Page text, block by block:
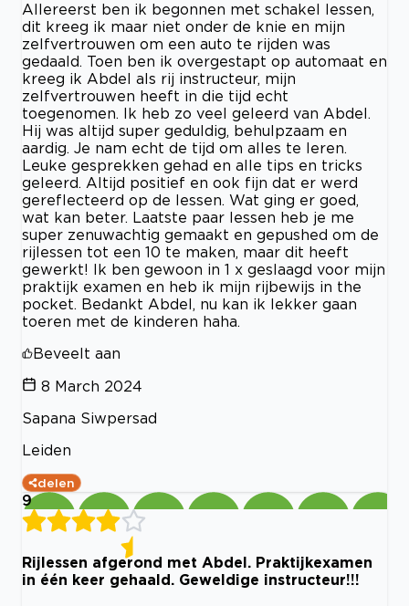
Allereerst ben ik begonnen met schakel lessen,
dit kreeg ik maar niet onder de knie en mijn
zelfvertrouwen om een auto te rijden was
gedaald. Toen ben ik overgestapt op automaat en
kreeg ik Abdel als rij instructeur, mijn
zelfvertrouwen heeft in die tijd echt
toegenomen. Ik heb zo veel geleerd van Abdel.
Hij was altijd super geduldig, behulpzaam en
aardig. Je nam echt de tijd om alles te leren.
Leuke gesprekken gehad en alle tips en tricks
geleerd. Altijd positief en ook fijn dat er werd
gereflecteerd op de lessen. Wat ging er goed,
wat kan beter. Laatste paar lessen heb je me
super zenuwachtig gemaakt en gepushed om de
rijlessen tot een 10 te maken, maar dit heeft
gewerkt! Ik ben gewoon in 1 x geslaagd voor mijn
praktijk examen en heb ik mijn rijbewijs in the
pocket. Bedankt Abdel, nu kan ik lekker gaan
toeren met de kinderen haha.
Beveelt aan
8 March 2024
Sapana Siwpersad
Leiden
delen
9
Rijlessen afgerond met Abdel. Praktijkexamen
in één keer gehaald. Geweldige instructeur!!!